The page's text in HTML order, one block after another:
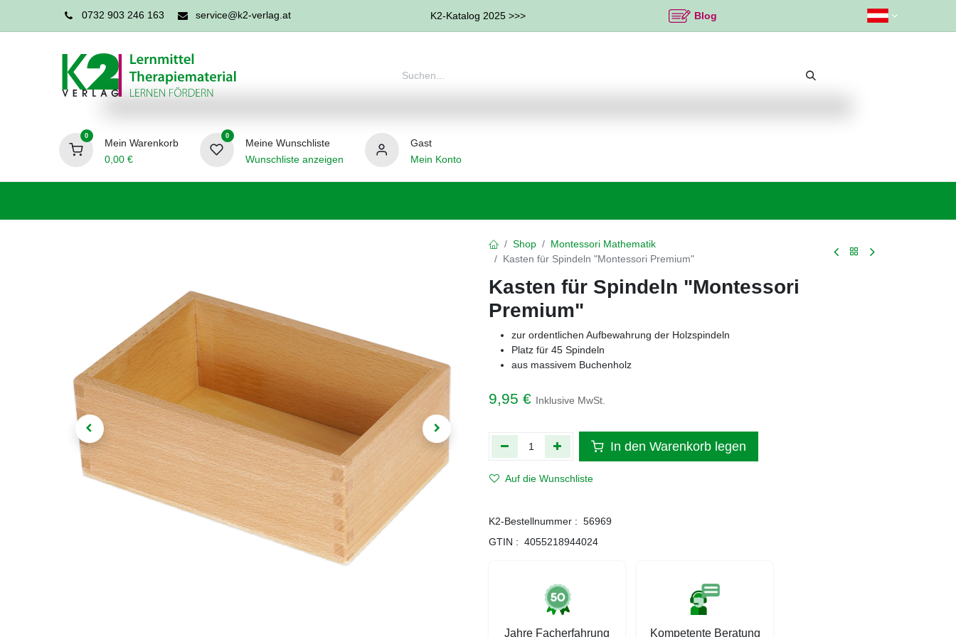
0732 903 246 163 service@k2-verlag.at K2-Katalog 2025 >>> Blog
0
Mein Warenkorb
0,00€
0
Meine Wunschliste
Wunschliste anzeigen
Gast
Mein Konto
Shop
Montessori Mathematik
Kasten für Spindeln "Montessori Premium"
Kasten für Spindeln "Montessori
Premium"
zur ordentlichen Aufbewahrung der Holzspindeln
Platz für 45 Spindeln
aus massivem Buchenholz
9,95 € Inklusive MwSt.
In den Warenkorb legen
Auf die Wunschliste
K2-Bestellnummer : 56969
GTIN : 4055218944024
Jahre Facherfahrung Kompetente Beratung